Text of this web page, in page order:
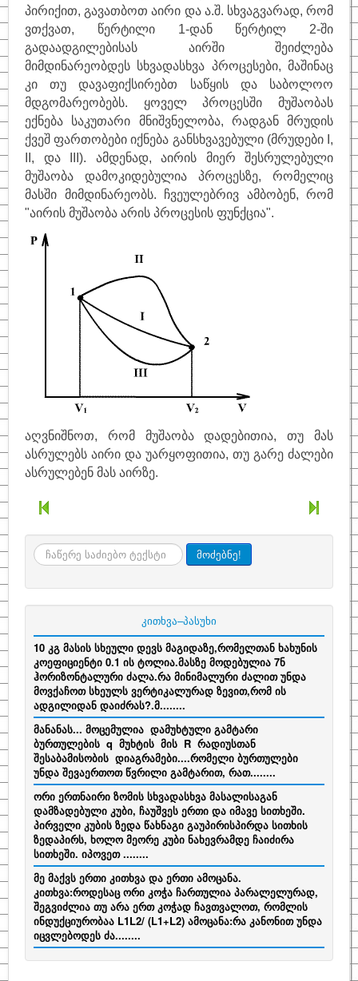
პირიქით, გავათბოთ აირი და ა.შ. სხვაგვარად, რომ
ვთქვათ, წერტილი 1-დან წერტილ 2-ში
გადაადგილებისას აირში შეიძლება
მიმდინარეობდეს სხვადასხვა პროცესები, მაშინაც
კი თუ დავაფიქსირებთ საწყის და საბოლოო
მდგომარეობებს. ყოველ პროცესში მუშაობას
ექნება საკუთარი მნიშვნელობა, რადგან მრუდის
ქვეშ ფართობები იქნება განსხვავებული (მრუდები I,
II, და III). ამდენად, აირის მიერ შესრულებული
მუშაობა დამოკიდებულია პროცესზე, რომელიც
მასში მიმდინარეობს. ჩვეულებრივ ამბობენ, რომ
"აირის მუშაობა არის პროცესის ფუნქცია".
აღვნიშნოთ, რომ მუშაობა დადებითია, თუ მას
ასრულებს აირი და უარყოფითია, თუ გარე ძალები
ასრულებენ მას აირზე.
ძიება მოძებნე!
კითხვა–პასუხი
10 კგ მასის სხეული დევს მაგიდაზე,რომელთან ხახუნის
კოეფიციენტი 0.1 ის ტოლია.მასზე მოდებულია 7ნ
ჰორიზონტალური ძალა.რა მინიმალური ძალით უნდა
მოვქაჩოთ სხეულს ვერტიკალურად ზევით,რომ ის
ადგილიდან დაიძრას?.მ........
მანანას... მოცემულია დამუხტული გამტარი
ბურთულების q მუხტის მის R რადიუსთან
შესაბამისობის დიაგრამები....რომელი ბურთულები
უნდა შევაერთოთ წვრილი გამტარით, რათ........
ორი ერთნაირი ზომის სხვადასხვა მასალისაგან
დამზადებული კუბი, ჩაუშვეს ერთი და იმავე სითხეში.
პირველი კუბის ზედა წახნაგი გაუპირისპირდა სითხის
ზედაპირს, ხოლო მეორე კუბი ნახევრამდე ჩაიძირა
სითხეში. იპოვეთ ........
მე მაქვს ერთი კითხვა და ერთი ამოცანა.
კითხვა:როდესაც ორი კოჭა ჩართულია პარალელურად,
შეგვიძლია თუ არა ერთ კოჭად ჩავთვალოთ, რომლის
ინდუქციურობაა L1L2/ (L1+L2) ამოცანა:რა კანონით უნდა
იცვლებოდეს ძა........